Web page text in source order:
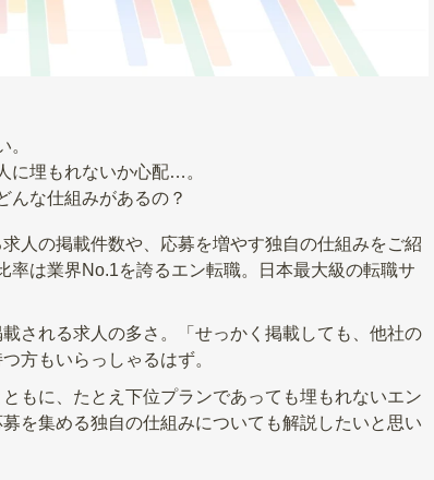
。
に埋もれないか心配…。
んな仕組みがあるの？
人の掲載件数や、応募を増やす独自の仕組みをご紹
は業界No.1を誇るエン転職。日本最大級の転職サ
される求人の多さ。「せっかく掲載しても、他社の
方もいらっしゃるはず。
もに、たとえ下位プランであっても埋もれないエン
を集める独自の仕組みについても解説したいと思い